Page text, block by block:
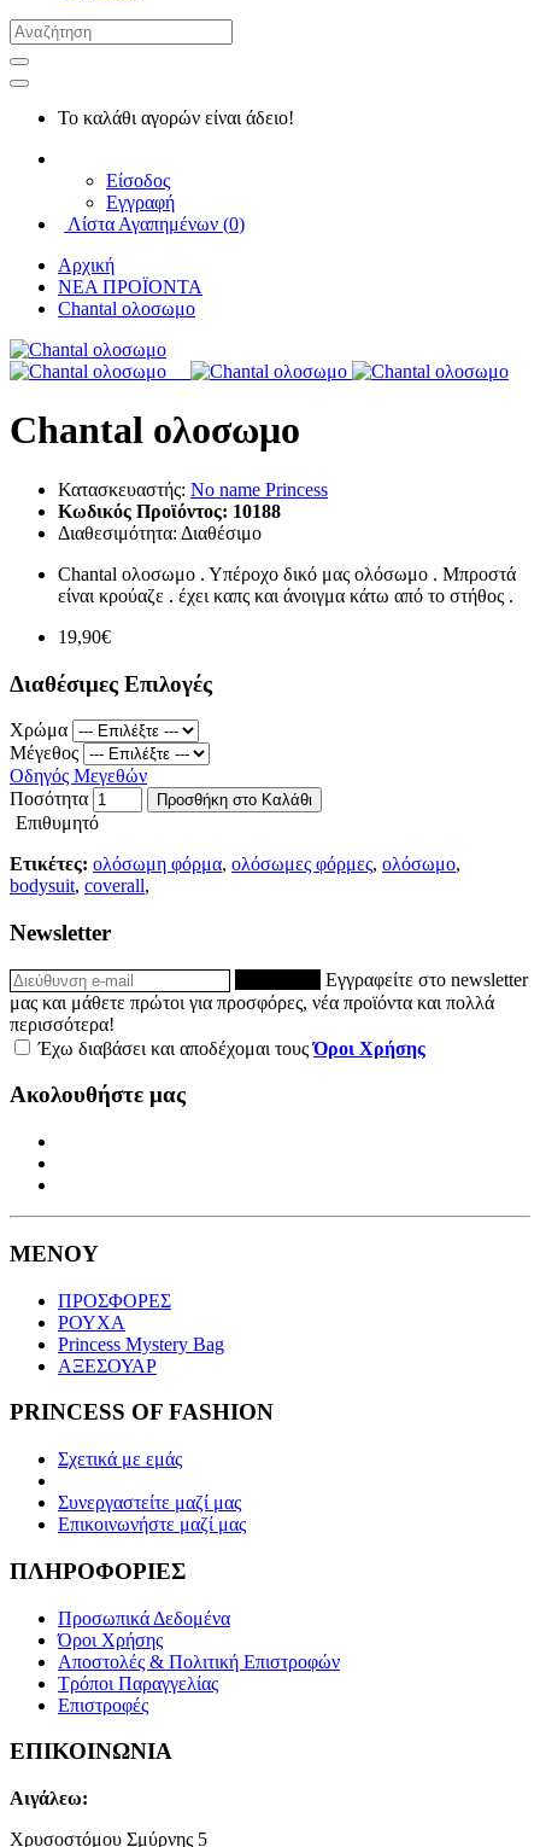
Το καλάθι αγορών είναι άδειο!
Είσοδος
Εγγραφή
Λίστα Αγαπημένων (0)
Αρχική
ΝΕΑ ΠΡΟΪΟΝΤΑ
Chantal ολοσωμο
Chantal ολοσωμο
Κατασκευαστής: No name Princess
Κωδικός Προϊόντος: 10188
Διαθεσιμότητα: Διαθέσιμο
Chantal ολοσωμο . Υπέροχο δικό μας ολόσωμο . Μπροστά
είναι κρούαζε . έχει καπς και άνοιγμα κάτω από το στήθος .
19,90€
Διαθέσιμες Επιλογές
Χρώμα
Μέγεθος
Οδηγός Μεγεθών
Ποσότητα
Προσθήκη στο Καλάθι
Επιθυμητό
Ετικέτες: ολόσωμη φόρμα, ολόσωμες φόρμες, ολόσωμο,
bodysuit, coverall,
Newsletter
Εγγραφείτε στο newsletter
μας και μάθετε πρώτοι για προσφόρες, νέα προϊόντα και πολλά
περισσότερα!
Έχω διαβάσει και αποδέχομαι τουςΌροι Χρήσης
Ακολουθήστε μας
ΜΕΝΟΥ
ΠΡΟΣΦΟΡΕΣ
ΡΟΥΧΑ
Princess Mystery Bag
ΑΞΕΣΟΥΑΡ
PRINCESS OF FASHION
Σχετικά με εμάς
Συνεργαστείτε μαζί μας
Επικοινωνήστε μαζί μας
ΠΛΗΡΟΦΟΡΙΕΣ
Προσωπικά Δεδομένα
Όροι Χρήσης
Αποστολές & Πολιτική Επιστροφών
Τρόποι Παραγγελίας
Επιστροφές
ΕΠΙΚΟΙΝΩΝΙΑ
Αιγάλεω:
Χρυσοστόμου Σμύρνης 5